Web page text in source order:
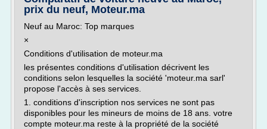
prix du neuf, Moteur.ma
Neuf au Maroc: Top marques
×
Conditions d'utilisation de moteur.ma
les présentes conditions d'utilisation décrivent les
conditions selon lesquelles la société 'moteur.ma sarl'
propose l'accès à ses services.
1. conditions d'inscription nos services ne sont pas
disponibles pour les mineurs de moins de 18 ans. votre
compte moteur.ma reste à la propriété de la société